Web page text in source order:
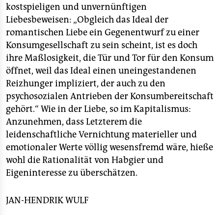
kostspieligen und unvernünftigen
Liebesbeweisen: „Obgleich das Ideal der
romantischen Liebe ein Gegenentwurf zu einer
Konsumgesellschaft zu sein scheint, ist es doch
ihre Maßlosigkeit, die Tür und Tor für den Konsum
öffnet, weil das Ideal einen uneingestandenen
Reizhunger impliziert, der auch zu den
psychosozialen Antrieben der Konsumbereitschaft
gehört.“ Wie in der Liebe, so im Kapitalismus:
Anzunehmen, dass Letzterem die
leidenschaftliche Vernichtung materieller und
emotionaler Werte völlig wesensfremd wäre, hieße
wohl die Rationalität von Habgier und
Eigeninteresse zu überschätzen.
JAN-HENDRIK WULF